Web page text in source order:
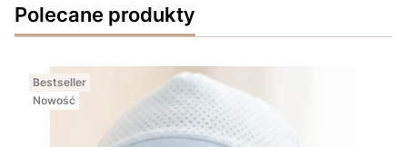
Polecane produkty
Bestseller
Nowość